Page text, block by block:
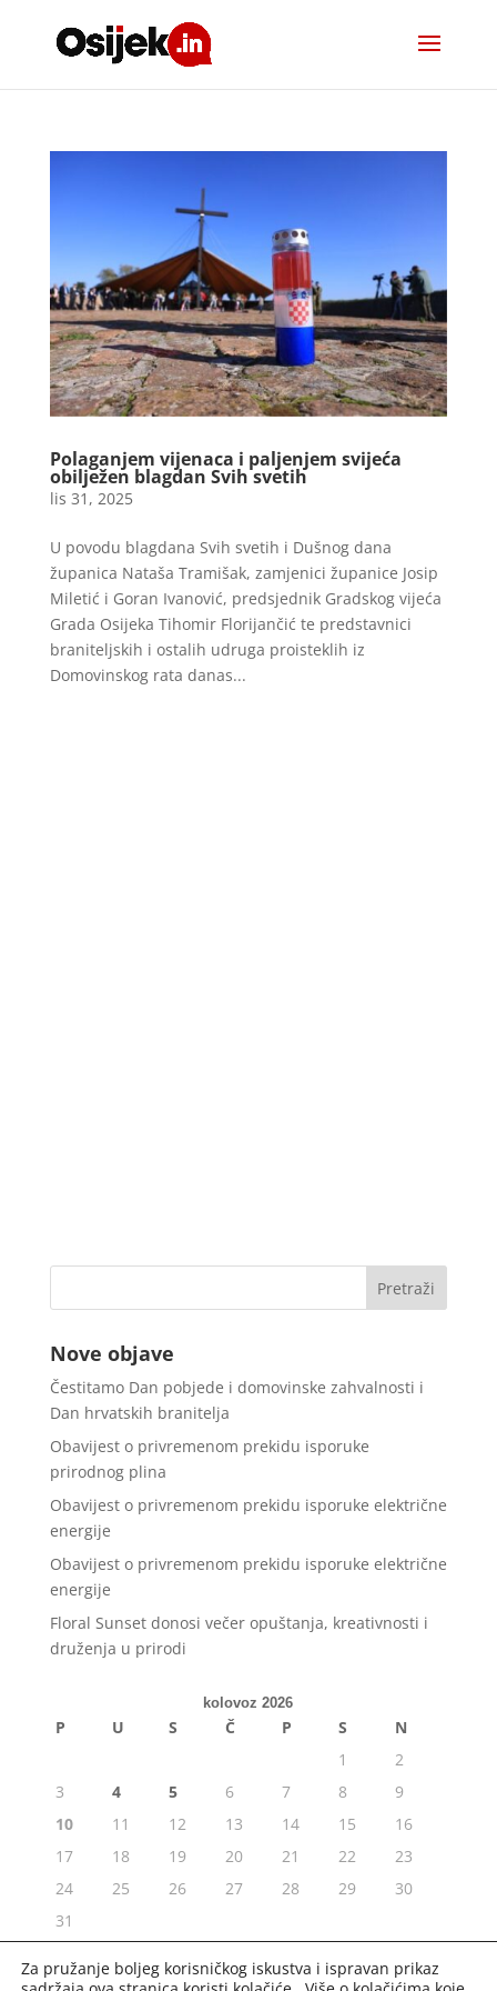
Polaganjem vijenaca i paljenjem svijeća
obilježen blagdan Svih svetih
lis 31, 2025
U povodu blagdana Svih svetih i Dušnog dana
županica Nataša Tramišak, zamjenici županice Josip
Miletić i Goran Ivanović, predsjednik Gradskog vijeća
Grada Osijeka Tihomir Florijančić te predstavnici
braniteljskih i ostalih udruga proisteklih iz
Domovinskog rata danas...
Nove objave
Čestitamo Dan pobjede i domovinske zahvalnosti i
Dan hrvatskih branitelja
Obavijest o privremenom prekidu isporuke
prirodnog plina
Obavijest o privremenom prekidu isporuke električne
energije
Obavijest o privremenom prekidu isporuke električne
energije
Floral Sunset donosi večer opuštanja, kreativnosti i
druženja u prirodi
kolovoz 2026
P U S Č P S
N
1
2
3
4 5 6 7 8
9
10
11 12 13 14 15
16
17
18 19 20 21 22
23
24
25 26 27 28 29
30
31
« srp
Za pružanje boljeg korisničkog iskustva i ispravan prikaz